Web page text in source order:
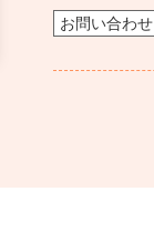
お問い合わせ